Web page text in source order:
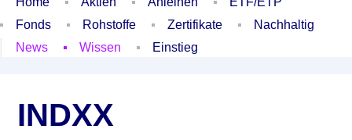
Fonds
Rohstoffe Zertifikate
Nachhaltig
News
Wissen Einstieg
INDXX